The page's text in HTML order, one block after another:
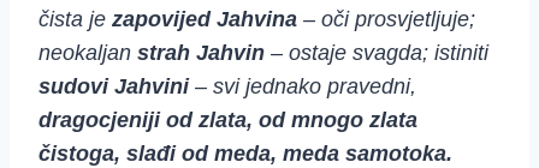
čista je zapovijed Jahvina – oči prosvjetljuje;
neokaljan strah Jahvin – ostaje svagda; istiniti
sudovi Jahvini– svi jednako pravedni,
dragocjeniji od zlata, od mnogo zlata
čistoga, slađi od meda, meda samotoka.